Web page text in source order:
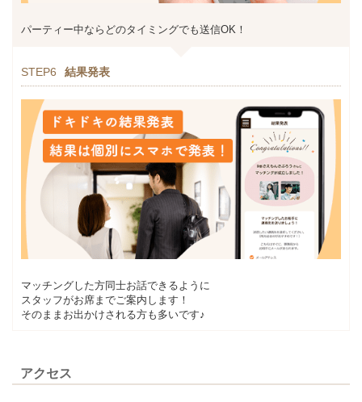
パーティー中ならどのタイミングでも送信OK！
STEP6 結果発表
マッチングした方同士お話できるように
スタッフがお席までご案内します！
そのままお出かけされる方も多いです♪
アクセス